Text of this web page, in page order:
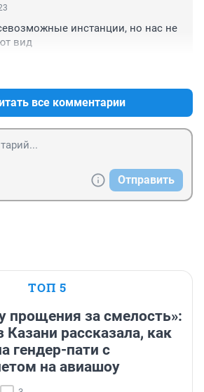
инстанции, но нас не
вид
все комментарии
Отправить
ТОП 5
прощения за смелость»:
Казани рассказала, как
гендер-пати с
на авиашоу